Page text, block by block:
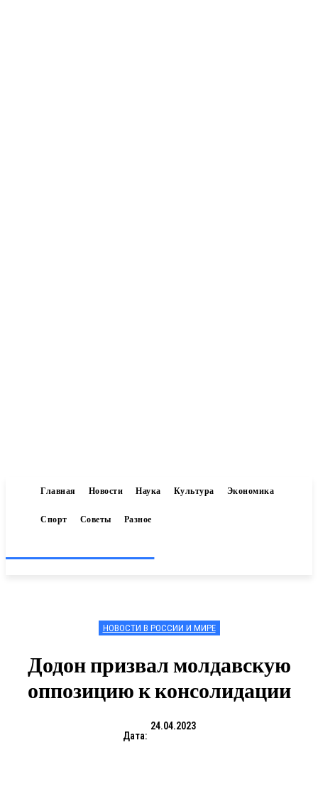
Главная Новости Наука Культура Экономика
Спорт Советы Разное
НОВОСТИ В РОССИИ И МИРЕ
Додон призвал молдавскую
оппозицию к консолидации
Дата:
24.04.2023